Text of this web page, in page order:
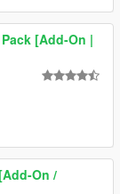
[Add-On |
On /